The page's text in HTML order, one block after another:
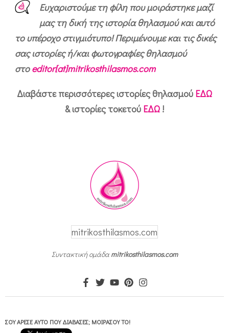
Ευχαριστούμε τη φίλη που μοιράστηκε μαζί
μας τη δική της ιστορία θηλασμού και αυτό
το υπέροχο στιγμιότυπο! Περιμένουμε και τις δικές
σας ιστορίες ή/και φωτογραφίες θηλασμού
στοeditor[at]mitrikosthilasmos.com
Διαβάστε περισσότερες ιστορίες θηλασμού ΕΔΩ
& ιστορίες τοκετού ΕΔΩ !
mitrikosthilasmos.com
Συντακτική ομάδαmitrikosthilasmos.com
ΣΟΥ ΆΡΕΣΕ ΑΥΤΌ ΠΟΥ ΔΙΆΒΑΣΕΣ; ΜΟΙΡΆΣΟΥ ΤΟ!